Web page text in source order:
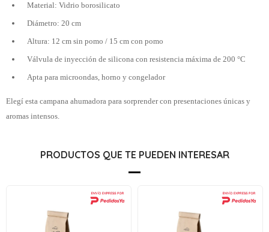
Material: Vidrio borosilicato
Diámetro: 20 cm
Altura: 12 cm sin pomo / 15 cm con pomo
Válvula de inyección de silicona con resistencia máxima de 200 °C
Apta para microondas, horno y congelador
Elegí esta campana ahumadora para sorprender con presentaciones únicas y
aromas intensos.
PRODUCTOS QUE TE PUEDEN INTERESAR